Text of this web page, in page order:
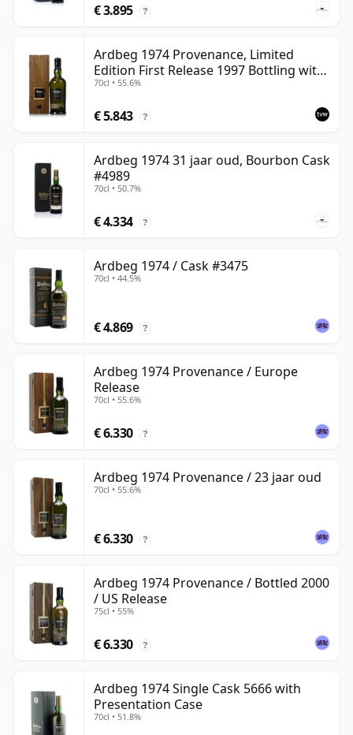
€ 3.895 ?
Ardbeg 1974 Provenance, Limited
Edition First Release 1997 Bottling with
Presentation Case
70cl • 55.6%
€ 5.843 ?
Ardbeg 1974 31 jaar oud, Bourbon Cask
#4989
70cl • 50.7%
€ 4.334 ?
Ardbeg 1974 / Cask #3475
70cl • 44.5%
€ 4.869 ?
Ardbeg 1974 Provenance / Europe
Release
70cl • 55.6%
€ 6.330 ?
Ardbeg 1974 Provenance / 23 jaar oud
70cl • 55.6%
€ 6.330 ?
Ardbeg 1974 Provenance / Bottled 2000
/ US Release
75cl • 55%
€ 6.330 ?
Ardbeg 1974 Single Cask 5666 with
Presentation Case
70cl • 51.8%